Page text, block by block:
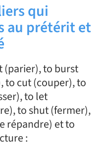
qui
au prétérit et
(parier), to burst
to cut (couper), to
to let
to shut (fermer),
répandre) et to
: